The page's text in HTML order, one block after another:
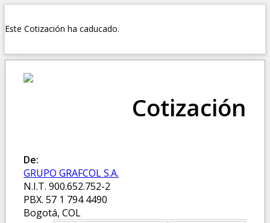
Este Cotización ha caducado.
Cotización
De:
GRUPO GRAFCOL S.A.
N.I.T. 900.652.752-2
PBX. 57 1 794 4490
Bogotá, COL